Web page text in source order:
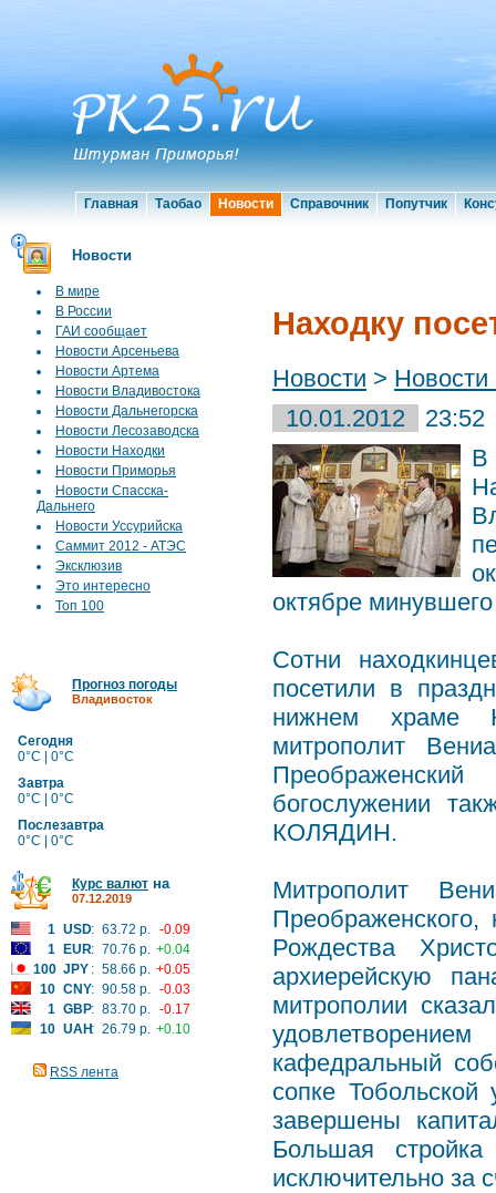
Главная Таобао Новости Справочник Попутчик
Новости
В мире
В России
ГАИ сообщает
Новости Арсеньева
Новости Артема
Новости Владивостока
Новости Дальнегорска
Новости Лесозаводска
Новости Находки
Новости Приморья
Новости Спасска-
Дальнего
Новости Уссурийска
Саммит 2012 - АТЭС
Эксклюзив
Это интересно
Топ 100
Прогноз погоды
Владивосток
Сегодня
0°C | 0°C
Завтра
0°C | 0°C
Послезавтра
0°C | 0°C
Курс валют на
07.12.2019
1 USD: 63.72 р. -0.09
1
EUR: 70.76 р. +0.04
100 JPY : 58.66 р. +0.05
10 CNY: 90.58 р. -0.03
1 GBP: 83.70 р. -0.17
10 UAH: 26.79 р. +0.10
RSS лента
Находку
Новости >
10.01.2012
23:52
В
октябре
Сотни
посетили в
нижнем храме
митрополит
богослужении
КОЛЯДИН.
Митрополит
Рождества
архиерейскую
митрополии
кафедральный
сопке
завершены
Большая
исключительно за